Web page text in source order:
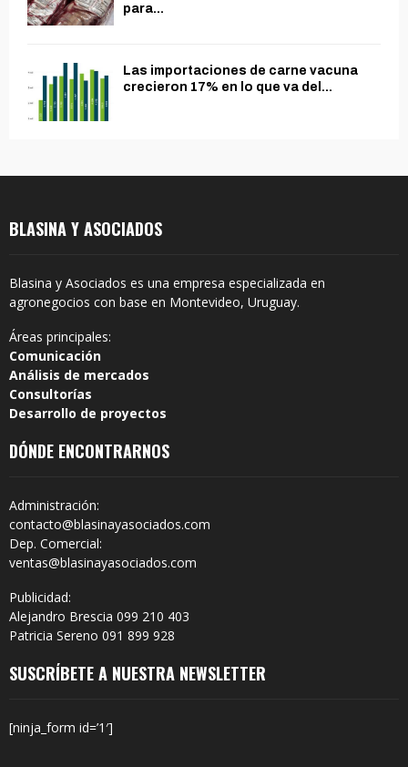
para...
Las importaciones de carne vacuna
crecieron 17% en lo que va del...
BLASINA Y ASOCIADOS
Blasina y Asociados es una empresa especializada en
agronegocios con base en Montevideo, Uruguay.
Áreas principales:
Comunicación
Análisis de mercados
Consultorías
Desarrollo de proyectos
DÓNDE ENCONTRARNOS
Administración:
contacto@blasinayasociados.com
Dep. Comercial:
ventas@blasinayasociados.com
Publicidad:
Alejandro Brescia 099 210 403
Patricia Sereno 091 899 928
SUSCRÍBETE A NUESTRA NEWSLETTER
[ninja_form id=’1′]